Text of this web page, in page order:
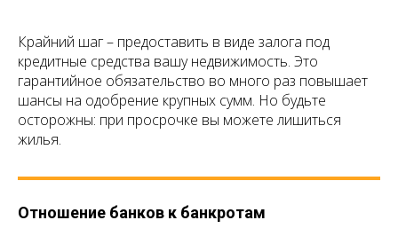
Крайний шаг – предоставить в виде залога под
кредитные средства вашу недвижимость. Это
гарантийное обязательство во много раз повышает
шансы на одобрение крупных сумм. Но будьте
осторожны: при просрочке вы можете лишиться
жилья.
Отношение банков к банкротам